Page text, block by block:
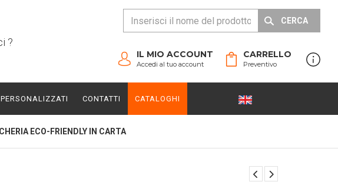
?
CERCA
CARRELLO
Preventivo
IL MIO ACCOUNT
Accedi al tuo account
CONTATTI CATALOGHI
ECO-FRIENDLY IN CARTA